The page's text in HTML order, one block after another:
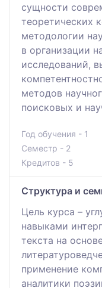
сущности
теоретических
методологии
в организации
исследований,
методов
поисковых и
Год обучения - 1
Семестр - 2
Кредитов - 5
Структура и
Цель курса –
навыками
текста на
применение
аналитики